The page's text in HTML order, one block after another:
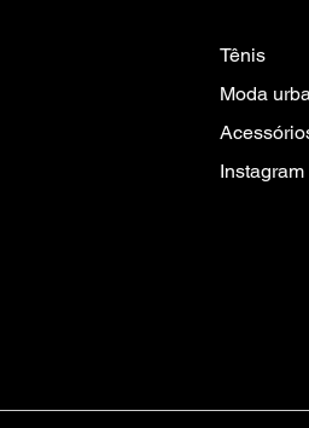
Tênis
Moda
Instagram